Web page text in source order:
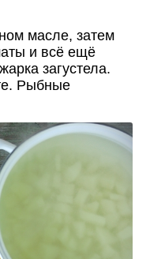
масле, затем
и всё ещё
загустела.
Рыбные